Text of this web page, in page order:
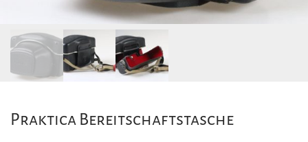
Praktica Bereitschaftstasche